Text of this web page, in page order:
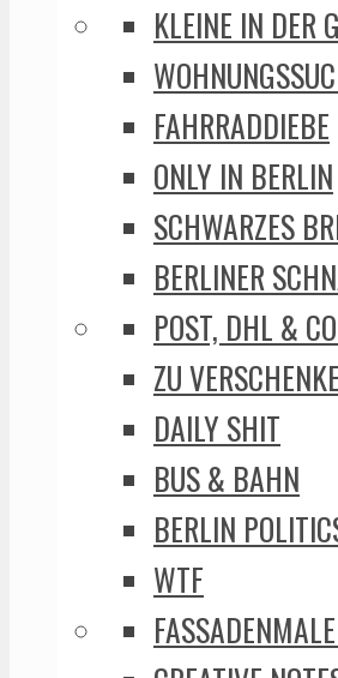
KLEINE IN DER
FAHRRADDIEBE
ONLY IN BERLIN
SCHWARZES
BERLINER
POST, DHL &
ZU
DAILY SHIT
BUS & BAHN
BERLIN
WTF